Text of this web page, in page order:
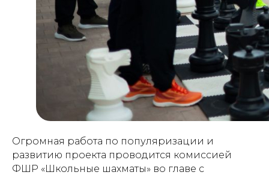
Огромная работа по популяризации и
развитию проекта проводится комиссией
ФШР «Школьные шахматы» во главе с
Проекты
Документация
Ресурсные центры Контакты
Политика обработки персональных данных